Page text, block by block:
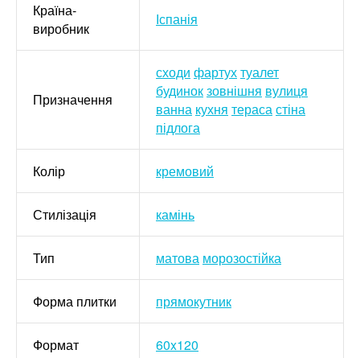
Країна-
виробник
Іспанія
Призначення
сходи фартухтуалет
будинокзовнішня вулиця
ванна кухня терасастіна
підлога
Колір кремовий
Стилізація камінь
Тип матова морозостійка
Форма плитки прямокутник
Формат 60x120